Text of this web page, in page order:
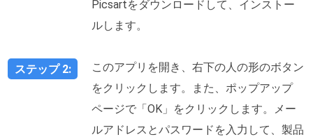
Picsartをダウンロードして、インストー
ルします。
ステップ 2:
このアプリを開き、右下の人の形のボタン
をクリックします。また、ポップアップ
ページで「OK」をクリックします。メー
ルアドレスとパスワードを入力して、製品